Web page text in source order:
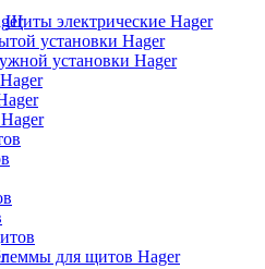
Щиты электрические Hager
установки Hager
установки Hager
для щитов Hager